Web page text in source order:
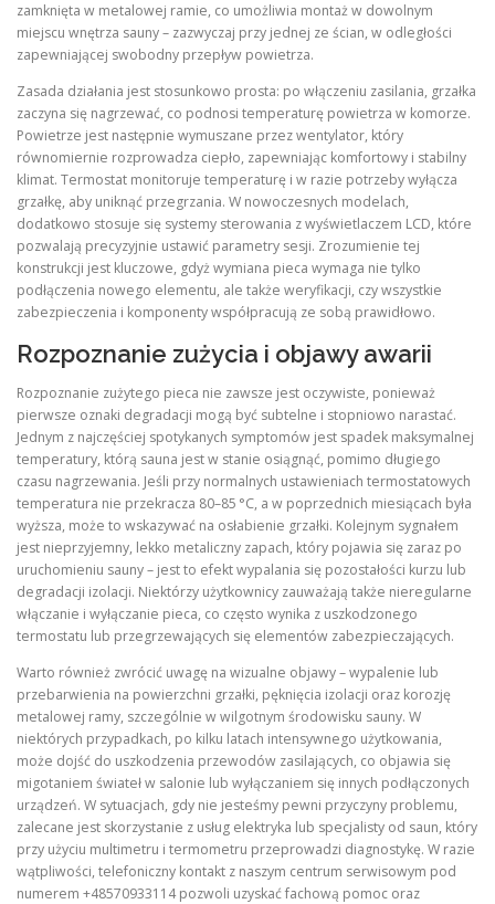
zamknięta w metalowej ramie, co umożliwia montaż w dowolnym
miejscu wnętrza sauny – zazwyczaj przy jednej ze ścian, w odległości
zapewniającej swobodny przepływ powietrza.
Zasada działania jest stosunkowo prosta: po włączeniu zasilania, grzałka
zaczyna się nagrzewać, co podnosi temperaturę powietrza w komorze.
Powietrze jest następnie wymuszane przez wentylator, który
równomiernie rozprowadza ciepło, zapewniając komfortowy i stabilny
klimat. Termostat monitoruje temperaturę i w razie potrzeby wyłącza
grzałkę, aby uniknąć przegrzania. W nowoczesnych modelach,
dodatkowo stosuje się systemy sterowania z wyświetlaczem LCD, które
pozwalają precyzyjnie ustawić parametry sesji. Zrozumienie tej
konstrukcji jest kluczowe, gdyż wymiana pieca wymaga nie tylko
podłączenia nowego elementu, ale także weryfikacji, czy wszystkie
zabezpieczenia i komponenty współpracują ze sobą prawidłowo.
Rozpoznanie zużycia i objawy awarii
Rozpoznanie zużytego pieca nie zawsze jest oczywiste, ponieważ
pierwsze oznaki degradacji mogą być subtelne i stopniowo narastać.
Jednym z najczęściej spotykanych symptomów jest spadek maksymalnej
temperatury, którą sauna jest w stanie osiągnąć, pomimo długiego
czasu nagrzewania. Jeśli przy normalnych ustawieniach termostatowych
temperatura nie przekracza 80–85 °C, a w poprzednich miesiącach była
wyższa, może to wskazywać na osłabienie grzałki. Kolejnym sygnałem
jest nieprzyjemny, lekko metaliczny zapach, który pojawia się zaraz po
uruchomieniu sauny – jest to efekt wypalania się pozostałości kurzu lub
degradacji izolacji. Niektórzy użytkownicy zauważają także nieregularne
włączanie i wyłączanie pieca, co często wynika z uszkodzonego
termostatu lub przegrzewających się elementów zabezpieczających.
Warto również zwrócić uwagę na wizualne objawy – wypalenie lub
przebarwienia na powierzchni grzałki, pęknięcia izolacji oraz korozję
metalowej ramy, szczególnie w wilgotnym środowisku sauny. W
niektórych przypadkach, po kilku latach intensywnego użytkowania,
może dojść do uszkodzenia przewodów zasilających, co objawia się
migotaniem świateł w salonie lub wyłączaniem się innych podłączonych
urządzeń. W sytuacjach, gdy nie jesteśmy pewni przyczyny problemu,
zalecane jest skorzystanie z usług elektryka lub specjalisty od saun, który
przy użyciu multimetru i termometru przeprowadzi diagnostykę. W razie
wątpliwości, telefoniczny kontakt z naszym centrum serwisowym pod
numerem +48570933114 pozwoli uzyskać fachową pomoc oraz